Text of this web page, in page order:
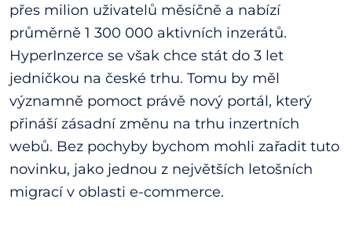
přes milion uživatelů měsíčně a nabízí
průměrně 1 300 000 aktivních inzerátů.
HyperInzerce se však chce stát do 3 let
jedničkou na české trhu. Tomu by měl
významně pomoct právě nový portál, který
přináší zásadní změnu na trhu inzertních
webů. Bez pochyby bychom mohli zařadit tuto
novinku, jako jednou z největších letošních
migrací v oblasti e-commerce.